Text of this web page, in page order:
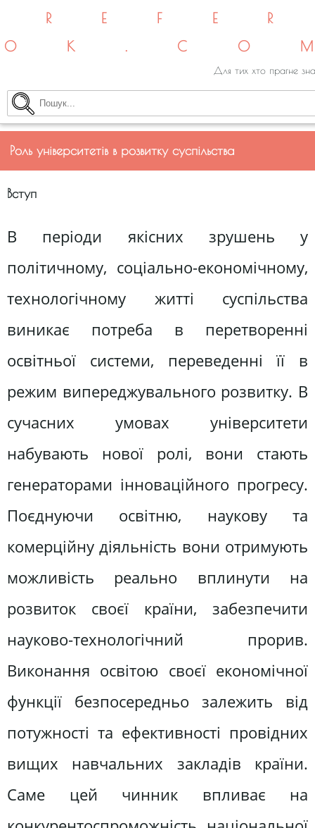
Для тих хто прагне
Роль університетів в розвитку суспільства
Вступ
В періоди якісних зрушень у
політичному, соціально-економічному,
технологічному житті суспільства
виникає потреба в перетворенні
освітньої системи, переведенні її в
режим випереджувального розвитку. В
сучасних умовах університети
набувають нової ролі, вони стають
генераторами інноваційного прогресу.
Поєднуючи освітню, наукову та
комерційну діяльність вони отримують
можливість реально вплинути на
розвиток своєї країни, забезпечити
науково-технологічний прорив.
Виконання освітою своєї економічної
функції безпосередньо залежить від
потужності та ефективності провідних
вищих навчальних закладів країни.
Саме цей чинник впливає на